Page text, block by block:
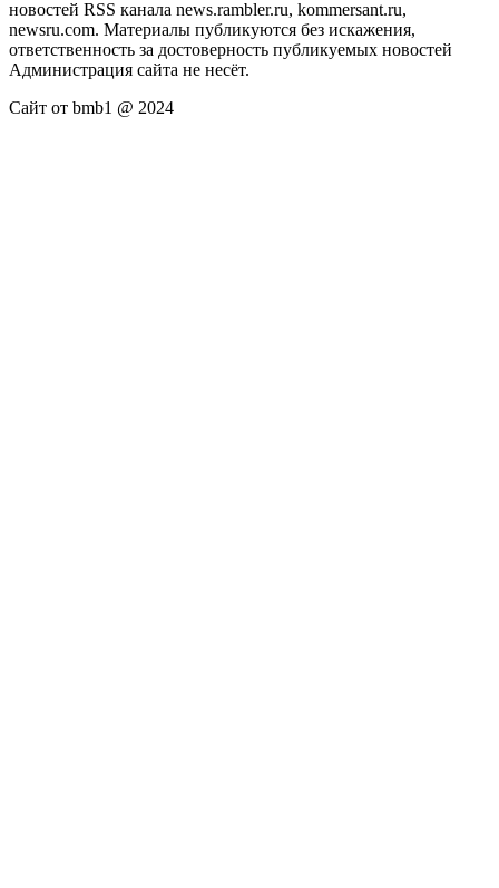
новостей RSS канала news.rambler.ru, kommersant.ru,
newsru.com. Материалы публикуются без искажения,
ответственность за достоверность публикуемых новостей
Администрация сайта не несёт.
Сайт от bmb1 @ 2024